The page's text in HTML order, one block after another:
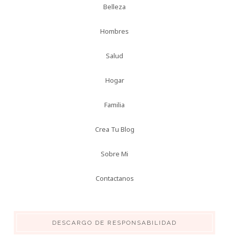
Belleza
Hombres
Salud
Hogar
Familia
Crea Tu Blog
Sobre Mi
Contactanos
DESCARGO DE RESPONSABILIDAD